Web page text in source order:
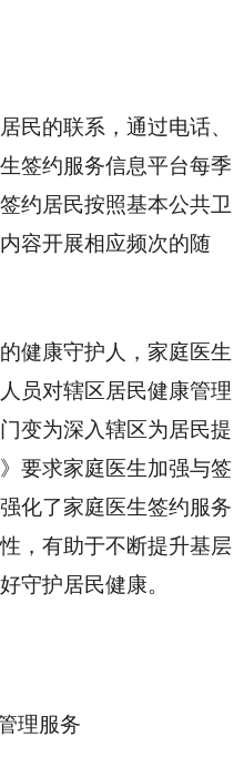
民的联系，通过电话、
签约服务信息平台每季
约居民按照基本公共卫
容开展相应频次的随
健康守护人，家庭医生
员对辖区居民健康管理
变为深入辖区为居民提
要求家庭医生加强与签
化了家庭医生签约服务
，有助于不断提升基层
守护居民健康。
理服务